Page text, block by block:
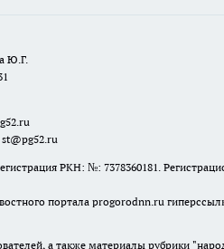
Ю.Г.
РКН: №: 7378360181.
портала progorodnn.ru
а также материалы рубрики